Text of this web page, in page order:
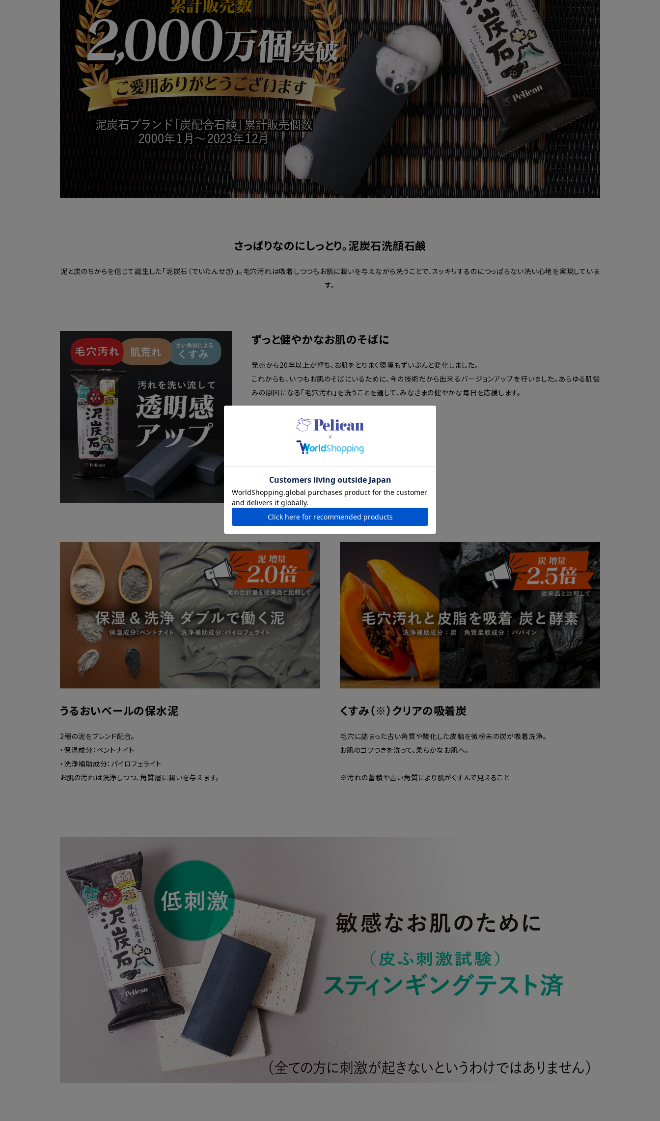
さっぱりなのにしっとり。泥炭石洗顔石鹸
泥と炭のちからを信じて誕生した「泥炭石（でいたんせき）」。毛穴汚れは吸着しつつもお肌に潤いを与えながら洗うことで、スッキリするのにつっぱらない洗い心地を実現していま
す。
ずっと健やかなお肌のそばに
発売から20年以上が経ち、お肌をとりまく環境もずいぶんと変化しました。
これからも、いつもお肌のそばにいるために、今の技術だから出来るバージョンアップを行いました。あらゆる肌悩
みの原因になる「毛穴汚れ」を洗うことを通して、みなさまの健やかな毎日を応援します。
うるおいベールの保水泥
2種の泥をブレンド配合。
・保湿成分：ベントナイト
・洗浄補助成分：パイロフェライト
お肌の汚れは洗浄しつつ、角質層に潤いを与えます。
くすみ（※）クリアの吸着炭
毛穴に詰まった古い角質や酸化した皮脂を微粉末の炭が吸着洗浄。
お肌のゴワつきを洗って、柔らかなお肌へ。
※汚れの蓄積や古い角質により肌がくすんで見えること